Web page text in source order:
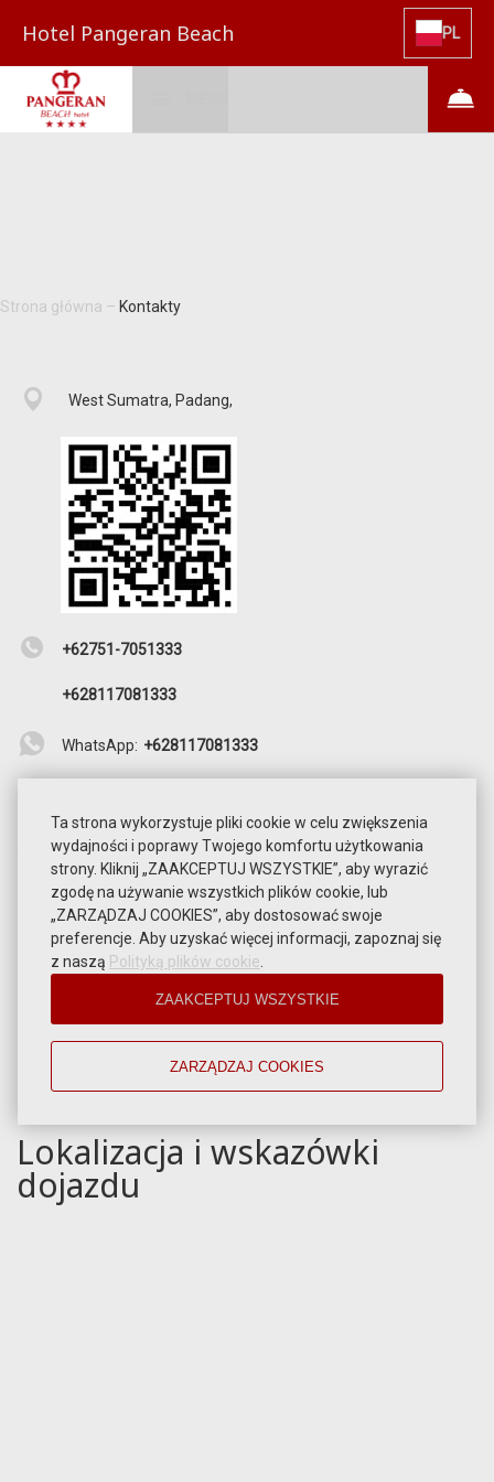
Ta strona wykorzystuje pliki cookie w celu zwiększenia
wydajności i poprawy Twojego komfortu użytkowania
strony. Kliknij „ZAAKCEPTUJ WSZYSTKIE”, aby wyrazić
zgodę na używanie wszystkich plików cookie, lub
„ZARZĄDZAJ COOKIES”, aby dostosować swoje
preferencje. Aby uzyskać więcej informacji, zapoznaj się
z naszą Polityką plików cookie
ZAAKCEPTUJ WSZYSTKIE
ZARZĄDZAJ COOKIES
Hotel Pangeran Beach PL
Strona główna – Kontakty
West Sumatra, Padang,
+62751-7051333
+628117081333
WhatsApp: +628117081333
Nie mam czasu na rozmowy telefoniczne? Chcesz
zarezerwować pokój szybko i bez obaw, że będzie on
na pewno będzie gotowy do ciebie w wyznaczonym
czasie? Proszę skorzystać z formularza rezerwacji
online i uzyskać najlepsze ceny!
Lokalizacja i wskazówki
dojazdu